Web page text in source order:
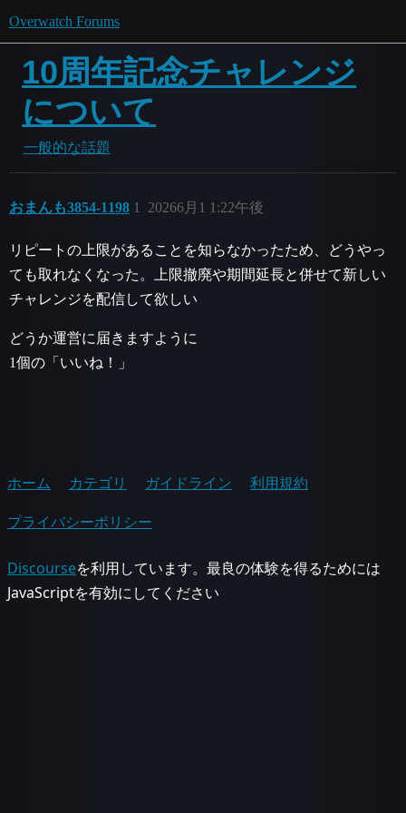
Overwatch Forums
10周年記念チャレンジ
について
一般的な話題
おまんも3854-1198 20266月1 1:22午後
1
リピートの上限があることを知らなかったため、どうやっ
ても取れなくなった。上限撤廃や期間延長と併せて新しい
チャレンジを配信して欲しい
どうか運営に届きますように
1個の「いいね！」
ホーム カテゴリ ガイドライン
利用規約
プライバシーポリシー
Discourseを利用しています。最良の体験を得るためには
JavaScriptを有効にしてください